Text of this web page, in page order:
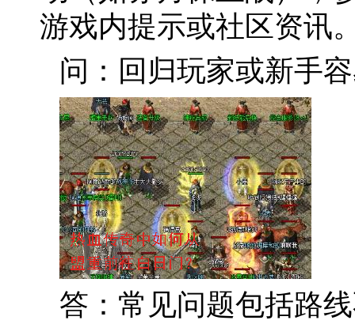
游戏内提示或社区资讯
问：回归玩家或新手
答：常见问题包括路